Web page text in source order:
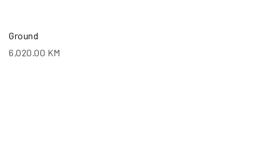
Ground
6,020.00 KM